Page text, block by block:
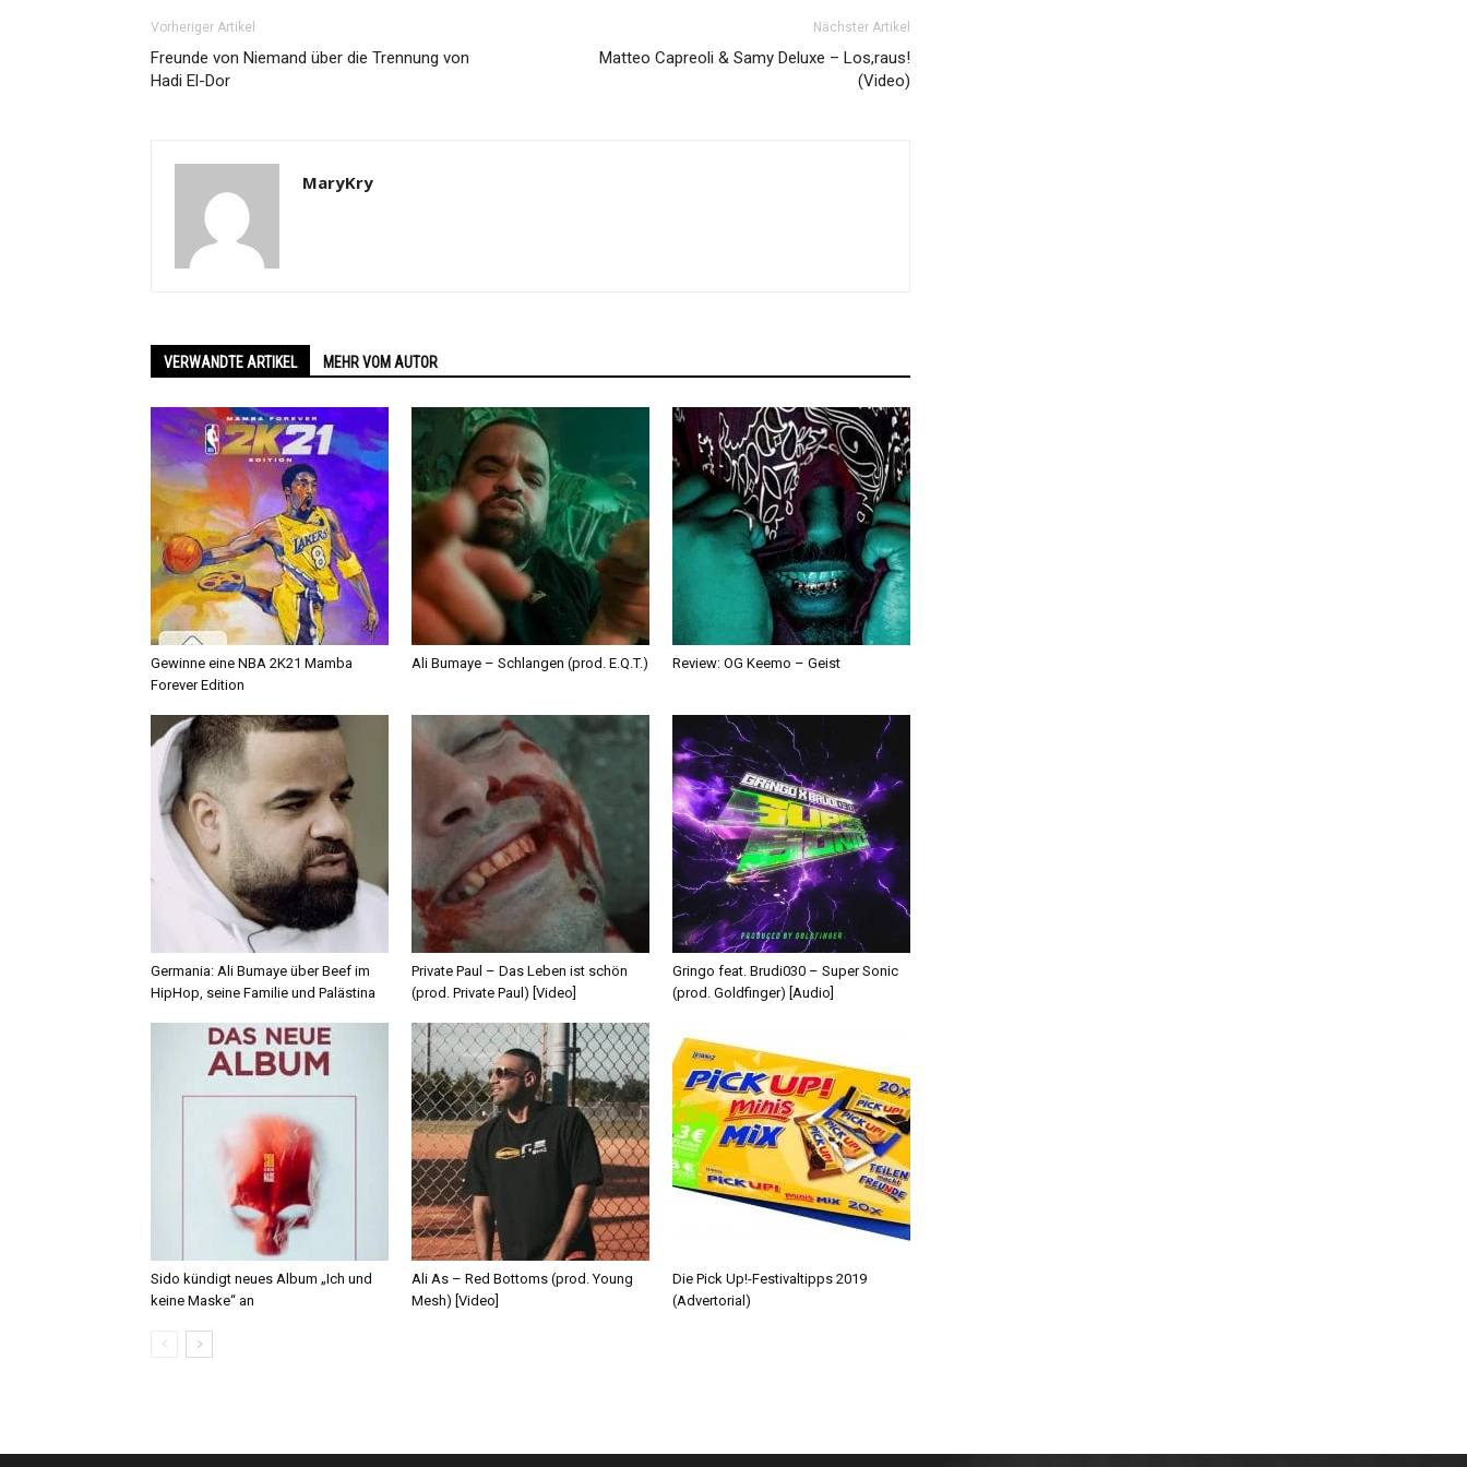
Vorheriger Artikel
Freunde von Niemand über die Trennung von
Hadi El-Dor
Nächster Artikel
Matteo Capreoli & Samy Deluxe – Los,raus!
(Video)
MaryKry
VERWANDTE ARTIKEL MEHR VOM AUTOR
Gewinne eine NBA 2K21 Mamba
Forever Edition
Ali Bumaye – Schlangen (prod. E.Q.T.) Review: OG Keemo – Geist
Germania: Ali Bumaye über Beef im
HipHop, seine Familie und Palästina
Private Paul – Das Leben ist schön
(prod. Private Paul) [Video]
Gringo feat. Brudi030 – Super Sonic
(prod. Goldfinger) [Audio]
Sido kündigt neues Album „Ich und
keine Maske“ an
Ali As – Red Bottoms (prod. Young
Mesh) [Video]
Die Pick Up!-Festivaltipps 2019
(Advertorial)